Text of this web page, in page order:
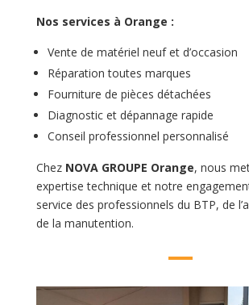
Nos services à Orange :
Vente de matériel neuf et d’occasion
Réparation toutes marques
Fourniture de pièces détachées
Diagnostic et dépannage rapide
Conseil professionnel personnalisé
Chez NOVA GROUPE Orange, nous
expertise technique et notre
service des professionnels du BTP, de
de la manutention.